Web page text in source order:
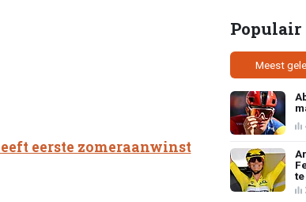
eerste zomeraanwinst
Populair
Meest